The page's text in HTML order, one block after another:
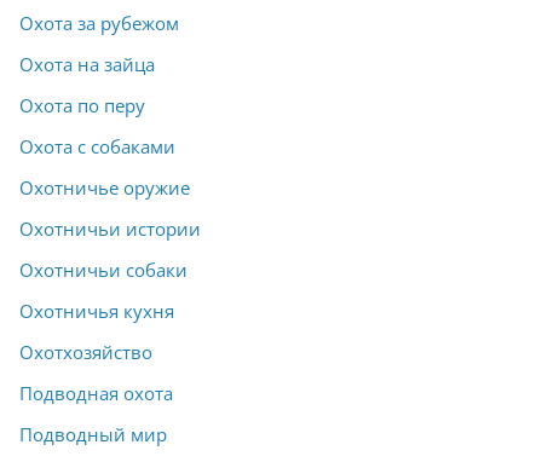
Охота за рубежом
Охота на зайца
Охота по перу
Охота с собаками
Охотничье оружие
Охотничьи истории
Охотничьи собаки
Охотничья кухня
Охотхозяйство
Подводная охота
Подводный мир